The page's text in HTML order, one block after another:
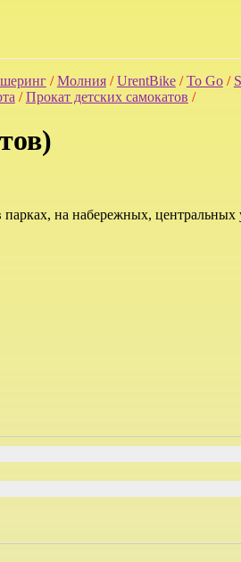
/Молния/UrentBike/To Go/
/Прокат детских самокатов /
парках, на набережных, центральных